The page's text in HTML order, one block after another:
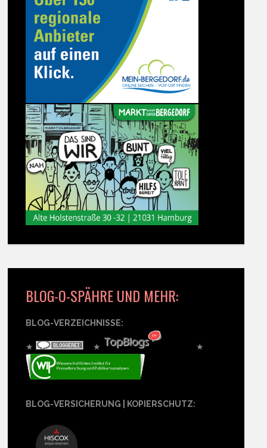
BLOG-O-SPÄHRE UND MEHR:
BLOG-VERZEICHNISSE:
★ ★ ★
BLOG-VERSICHERUNG | KOPIERSCHUTZ: